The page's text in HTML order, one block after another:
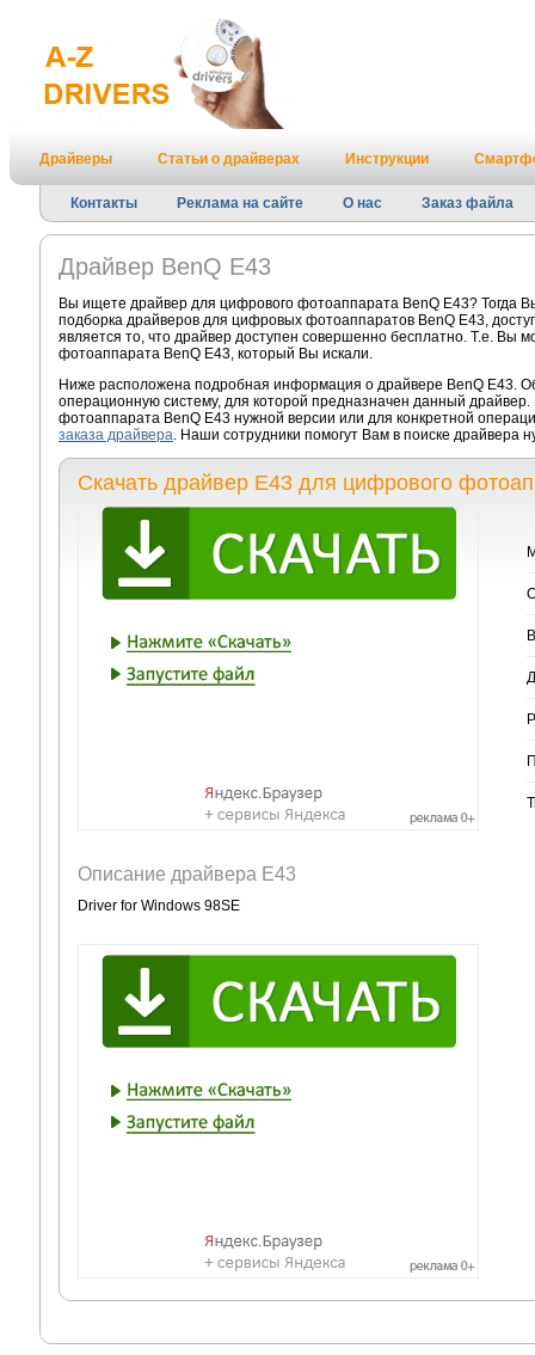
Драйверы Статьи о драйверах Инструкции
Контакты Реклама на сайте О нас Заказ файла
Драйвер BenQ E43
Вы ищете драйвер для цифрового фотоаппарата BenQ E43?
подборка драйверов для цифровых фотоаппаратов BenQ E43,
является то, что драйвер доступен совершенно бесплатно. Т.е. Вы
фотоаппарата BenQ E43, который Вы искали.
Ниже расположена подробная информация о драйвере BenQ E43.
операционную систему, для которой предназначен данный
фотоаппарата BenQ E43 нужной версии или для конкретной
заказа драйвера. Наши сотрудники помогут Вам в поиске
Скачать драйвер E43 для цифрового
Описание драйвера E43
Driver for Windows 98SE